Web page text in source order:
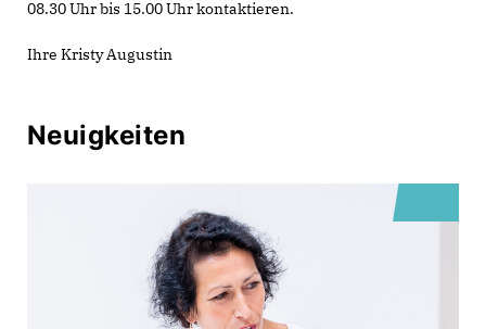
08.30 Uhr bis 15.00 Uhr kontaktieren.
Ihre Kristy Augustin
Neuigkeiten